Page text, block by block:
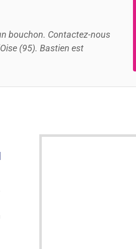
bouchon. Contactez-nous
(95). Bastien est